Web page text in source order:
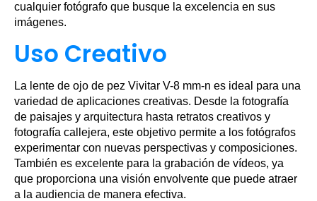
cualquier fotógrafo que busque la excelencia en sus
imágenes.
Uso Creativo
La lente de ojo de pez Vivitar V-8 mm-n es ideal para una
variedad de aplicaciones creativas. Desde la fotografía
de paisajes y arquitectura hasta retratos creativos y
fotografía callejera, este objetivo permite a los fotógrafos
experimentar con nuevas perspectivas y composiciones.
También es excelente para la grabación de vídeos, ya
que proporciona una visión envolvente que puede atraer
a la audiencia de manera efectiva.